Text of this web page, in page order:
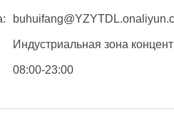
Индустриальная зона
08:00-23:00